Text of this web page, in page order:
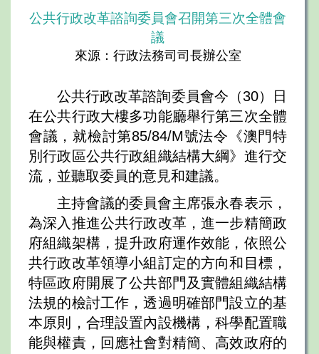
公共行政改革諮詢委員會召開第三次全體會
議
來源：行政法務司司長辦公室
公共行政改革諮詢委員會今（30）日
在公共行政大樓多功能廳舉行第三次全體
會議，就檢討第85/84/M號法令《澳門特
別行政區公共行政組織結構大綱》進行交
流，並聽取委員的意見和建議。
主持會議的委員會主席張永春表示，
為深入推進公共行政改革，進一步精簡政
府組織架構，提升政府運作效能，依照公
共行政改革領導小組訂定的方向和目標，
特區政府開展了公共部門及實體組織結構
法規的檢討工作，透過明確部門設立的基
本原則，合理設置內設機構，科學配置職
能與權責，回應社會對精簡、高效政府的